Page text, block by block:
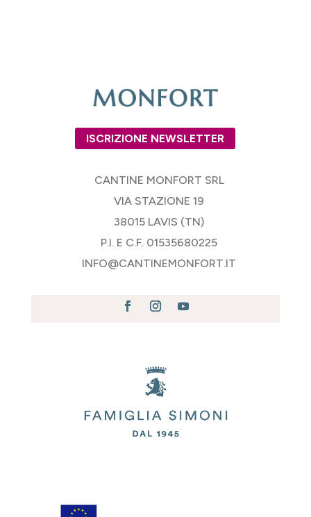
ISCRIZIONE NEWSLETTER
CANTINE MONFORT SRL
VIA STAZIONE 19
38015 LAVIS (TN)
P.I. E C.F. 01535680225
INFO@CANTINEMONFORT.IT